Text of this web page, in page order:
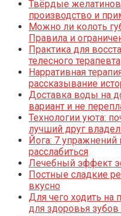
Твёрдые
производство и
Можно ли колоть
Правила и
Практика для
телесного терапевта
Нарративная
рассказывание
Доставка воды на
вариант и не
Технологии уюта:
лучший друг
Йога: 7 упражнений
расслабиться
Лечебный эффект
Постные сладкие
вкусно
Для чего ходить на
для здоровья